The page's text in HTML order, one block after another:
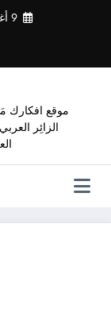
9 أغسطس، 2026
موقع افكارك
الزائِر